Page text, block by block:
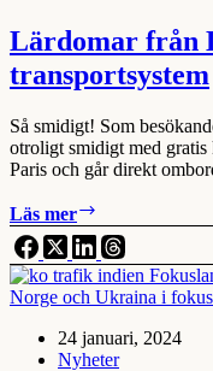
Lärdomar från
transportsystem
Så smidigt! Som
otroligt smidigt med
Paris och går direkt
Läs mer
från
Luxemburgs
avgiftsfria
24 januari, 2024
Nyheter